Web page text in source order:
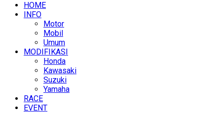
HOME
INFO
Motor
Mobil
Umum
MODIFIKASI
Honda
Kawasaki
Suzuki
Yamaha
RACE
EVENT